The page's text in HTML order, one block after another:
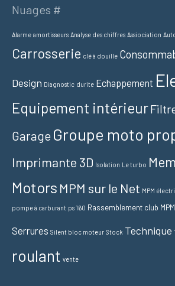
Nuages #
Alarme amortisseurs Analyse des chiffres Assiociation
Carrosserie clé à douille
Design Diagnostic durite Echappement
Equipement intérieur
Garage Groupe moto
Imprimante 3D Isolation Le turbo
Motors MPM sur le Net MPM
pompe à carburant ps 160 Rassemblement club MPM
Serrures Silent bloc moteur Stock Technique
roulant vente